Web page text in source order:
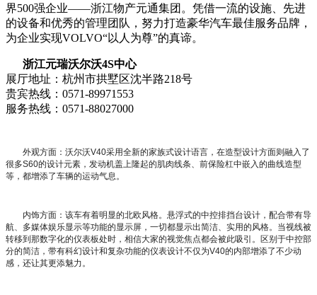
界500强企业——浙江物产元通集团。凭借一流的设施、先进
的设备和优秀的管理团队，努力打造豪华汽车最佳服务品牌，
为企业实现VOLVO“以人为尊”的真谛。
浙江元瑞沃尔沃4S中心
展厅地址：杭州市拱墅区沈半路218号
贵宾热线：0571-89971553
服务热线：0571-88027000
外观方面：沃尔沃V40采用全新的家族式设计语言，在造型设计方面则融入了
很多S60的设计元素，发动机盖上隆起的肌肉线条、前保险杠中嵌入的曲线造型
等，都增添了车辆的运动气息。
内饰方面：该车有着明显的北欧风格。悬浮式的中控排挡台设计，配合带有导
航、多媒体娱乐显示等功能的显示屏，一切都显示出简洁、实用的风格。当视线被
转移到那数字化的仪表板处时，相信大家的视觉焦点都会被此吸引。区别于中控部
分的简洁，带有科幻设计和复杂功能的仪表设计不仅为V40的内部增添了不少动
感，还让其更添魅力。